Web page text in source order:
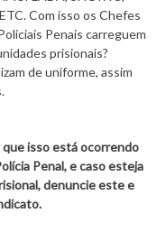
Com isso os Chefes
Penais carreguem
prisionais?
de uniforme, assim
isso está ocorrendo
Penal, e caso esteja
denuncie este e